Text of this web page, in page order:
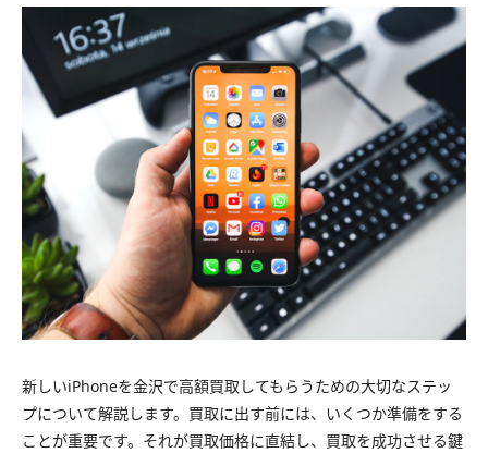
新しいiPhoneを金沢で高額買取してもらうための大切なステッ
プについて解説します。買取に出す前には、いくつか準備をする
ことが重要です。それが買取価格に直結し、買取を成功させる鍵